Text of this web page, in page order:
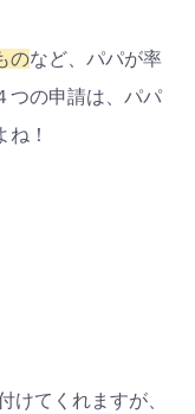
のなど、パパが率
つの申請は、パパ
！
けてくれますが、